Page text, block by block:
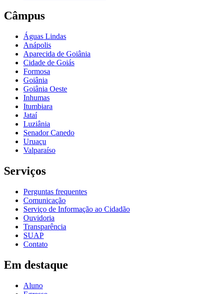
Câmpus
Águas Lindas
Anápolis
Aparecida de Goiânia
Cidade de Goiás
Formosa
Goiânia
Goiânia Oeste
Inhumas
Itumbiara
Jataí
Luziânia
Senador Canedo
Uruaçu
Valparaíso
Serviços
Perguntas frequentes
Comunicação
Serviço de Informação ao Cidadão
Ouvidoria
Transparência
SUAP
Contato
Em destaque
Aluno